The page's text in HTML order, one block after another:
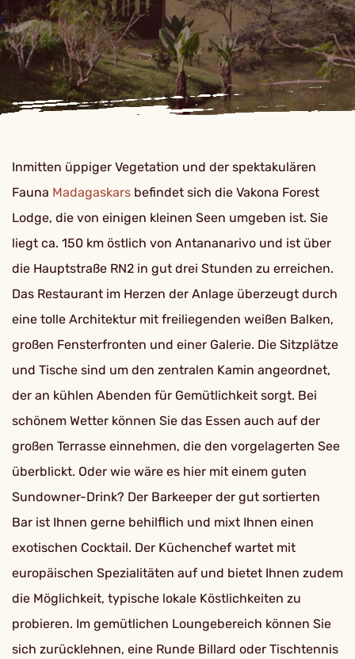
Inmitten üppiger Vegetation und der spektakulären
Fauna Madagaskars befindet sich die Vakona Forest
Lodge, die von einigen kleinen Seen umgeben ist. Sie
liegt ca. 150 km östlich von Antananarivo und ist über
die Hauptstraße RN2 in gut drei Stunden zu erreichen.
Das Restaurant im Herzen der Anlage überzeugt durch
eine tolle Architektur mit freiliegenden weißen Balken,
großen Fensterfronten und einer Galerie. Die Sitzplätze
und Tische sind um den zentralen Kamin angeordnet,
der an kühlen Abenden für Gemütlichkeit sorgt. Bei
schönem Wetter können Sie das Essen auch auf der
großen Terrasse einnehmen, die den vorgelagerten See
überblickt. Oder wie wäre es hier mit einem guten
Sundowner-Drink? Der Barkeeper der gut sortierten
Bar ist Ihnen gerne behilflich und mixt Ihnen einen
exotischen Cocktail. Der Küchenchef wartet mit
europäischen Spezialitäten auf und bietet Ihnen zudem
die Möglichkeit, typische lokale Köstlichkeiten zu
probieren. Im gemütlichen Loungebereich können Sie
sich zurücklehnen, eine Runde Billard oder Tischtennis